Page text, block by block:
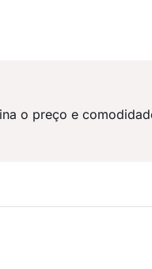
o preço e